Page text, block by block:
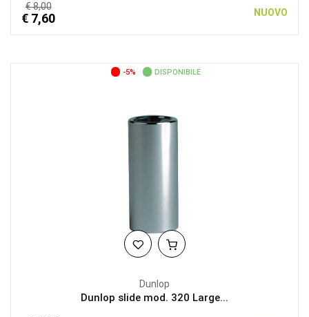
€ 8,00
€ 7,60 NUOVO
-5% DISPONIBILE
Dunlop
Dunlop slide mod. 320 Large...